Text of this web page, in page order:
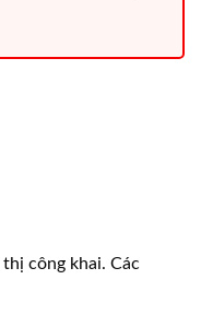
thị công khai. Các